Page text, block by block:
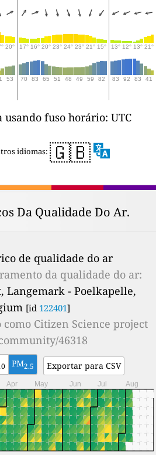
20° 17° 16° 20° 23° 24° 23° 21° 15° 13° 12° 13° 21°
53 70 83 65 51 48 49 59 82 83 92 83 41
usando fuso horário: UTC
idiomas: 🇬🇧
Da Qualidade Do Ar.
de qualidade do ar
da qualidade do ar:
Langemark - Poelkapelle,
[id 122401]
comoCitizen Science project
46318
PM2.5 Exportar para CSV
Apr May Jun Jul Aug